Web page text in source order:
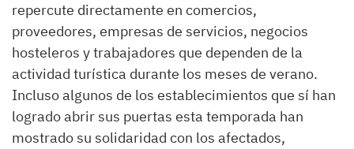
repercute directamente en comercios,
proveedores, empresas de servicios, negocios
hosteleros y trabajadores que dependen de la
actividad turística durante los meses de verano.
Incluso algunos de los establecimientos que sí han
logrado abrir sus puertas esta temporada han
mostrado su solidaridad con los afectados,